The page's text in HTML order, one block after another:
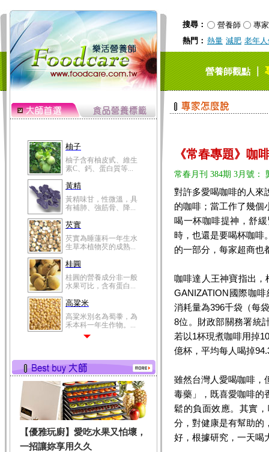
搜尋： 營養師
專家
熱門： 熱量 減肥 老年
營養師觀點｜
有補肺、強筋骨、降...
芡實為睡蓮科一年生水
生草本植物芡的成熟...
桂圓
桂圓的營養成分非一般
高粱米
高粱米別名為蜀黍，為
鯽魚
鯽魚裡所含的營養成分
有蛋白質、脂肪、磷...
鮪魚
鮪魚肚肉中的不飽和脂
肪酸內富含EPA和DH...
韭菜
韭菜所含的膳食纖維能
幫助消化與通便；揮...
冬瓜
冬瓜營養價值高，鈉含
量極低是水腫病人的...
豆豉
豆豉裡頭含有營養的蛋
白質、脂肪、鈣、磷...
蛋白質、脂肪、醣類...
迷迭香
迷迭香 裡頭含有咖啡
酸、迷迭香酸、植物...
咖啡
咖啡中的咖啡因會刺激
中樞神經系統，特別...
【優雅玩廚】愛吃水果又怕壞，
一招讓妳享用久久
《常春專題》咖
常春月刊 384期 3月號：
對許多愛喝咖啡的人來
的咖啡；當工作了幾個
喝一杯咖啡提神，舒
時，也還是要喝杯咖啡
的一部分，每家超商也
咖啡達人王神寶指出，
GANIZATION國際咖
消耗量為396千袋（每
8位。財政部關務署統
若以1杯現煮咖啡用掉
億杯，平均每人喝掉
雖然台灣人愛喝咖啡，
毒藥」，既喜愛咖啡的
鬆的負面效應。其實
分，對健康是有幫助的
好，根據研究，一天喝